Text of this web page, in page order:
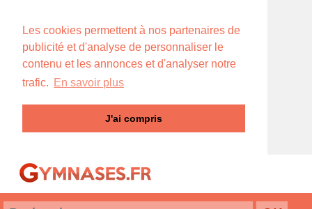
Les cookies permettent à nos partenaires de
publicité et d'analyse de personnaliser le
contenu et les annonces et d'analyser notre
trafic. En savoir plus
J'ai compris